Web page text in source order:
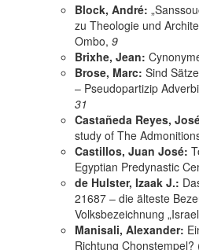
Block, André:
zu Theologie und
Ombo, 9
Brixhe, Jean:
Brose, Marc: Sind
– Pseudopartizip
31
Castañeda Reyes,
study of The
Castillos, Juan José:
Egyptian Predynastic
de Hulster, Izaak J.:
21687 – die älteste
Volksbezeichnung
Manisali, Alexander:
Richtung Chonstempel?